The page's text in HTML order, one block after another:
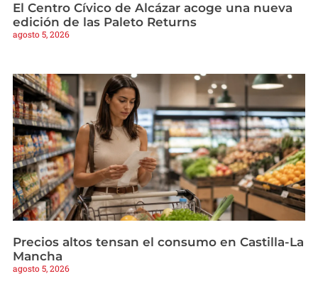
El Centro Cívico de Alcázar acoge una nueva
edición de las Paleto Returns
agosto 5, 2026
Precios altos tensan el consumo en Castilla-La
Mancha
agosto 5, 2026